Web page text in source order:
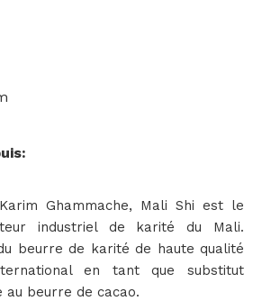
:
Ghammache, Mali Shi est le
industriel de karité du Mali.
beurre de karité de haute qualité
en tant que substitut
au beurre de cacao.